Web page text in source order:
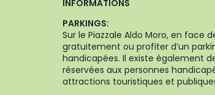
INFORMATIONS
PARKINGS:
Sur le Piazzale Aldo Moro, en face
gratuitement ou profiter d’un
handicapées. Il existe également
réservées aux personnes
attractions touristiques et